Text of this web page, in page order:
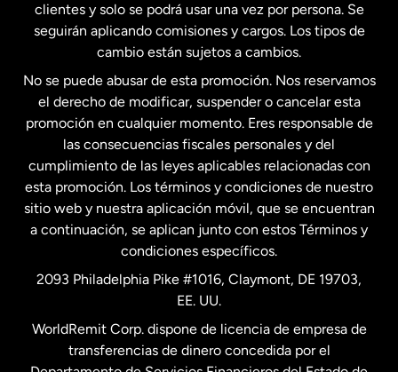
Estados Unidos Español
Francia
Malasia
Nueva Zelanda
Países Bajos
clientes y solo se podrá usar una vez por persona. Se
seguirán aplicando comisiones y cargos. Los tipos de
cambio están sujetos a cambios.
No se puede abusar de esta promoción. Nos reservamos
el derecho de modificar, suspender o cancelar esta
promoción en cualquier momento. Eres responsable de
las consecuencias fiscales personales y del
cumplimiento de las leyes aplicables relacionadas con
esta promoción. Los términos y condiciones de nuestro
sitio web y nuestra aplicación móvil, que se encuentran
a continuación, se aplican junto con estos Términos y
condiciones específicos.
2093 Philadelphia Pike #1016, Claymont, DE 19703,
EE. UU.
WorldRemit Corp. dispone de licencia de empresa de
transferencias de dinero concedida por el